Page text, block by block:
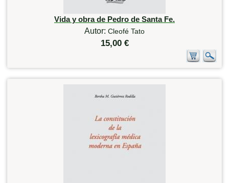
Vida y obra de Pedro de Santa Fe.
Autor: Cleofé Tato
15,00 €